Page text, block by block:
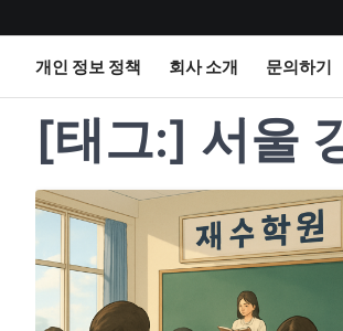
개인 정보 정책 회사 소개 문의하기
[태그:] 서울